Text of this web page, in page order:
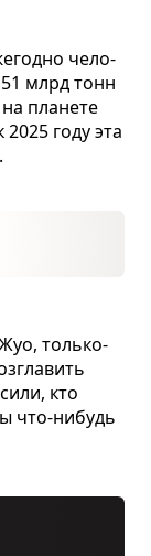
чело­
млрд тонн
пла­нете
году эта
только-
кто
что-нибудь